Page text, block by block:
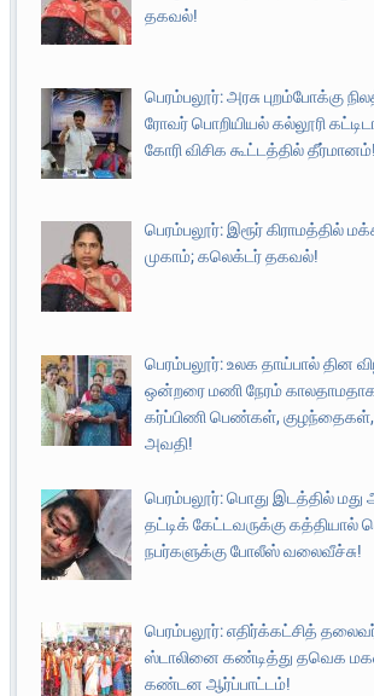
தகவல்!
பெரம்பலூர்: அரசு புறம்போக்கு
ரோவர் பொறியியல் கல்லூரி
கோரி விசிக கூட்டத்தில் தீர்மானம்!
பெரம்பலூர்: இரூர் கிராமத்தில்
முகாம்; கலெக்டர் தகவல்!
பெரம்பலூர்: உலக தாய்பால் தின
ஒன்றரை மணி நேரம்
கர்ப்பிணி பெண்கள்,
அவதி!
பெரம்பலூர்: பொது இடத்தில்
தட்டிக் கேட்டவருக்கு கத்தியால்
நபர்களுக்கு போலீஸ் வலைவீச்சு!
பெரம்பலூர்: எதிர்க்கட்சித்
ஸ்டாலினை கண்டித்து தவெக
கண்டன ஆர்ப்பாட்டம்!